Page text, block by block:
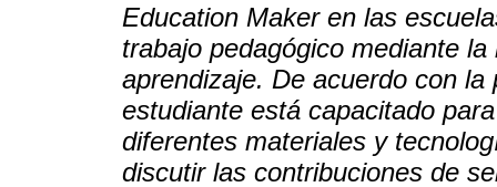
Education Maker en las
trabajo pedagógico mediante
aprendizaje. De acuerdo con
estudiante está capacitado
diferentes materiales y
discutir las contribuciones de